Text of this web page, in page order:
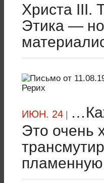
Христа III.
Этика —
ИЮН. 24 |
Это очень